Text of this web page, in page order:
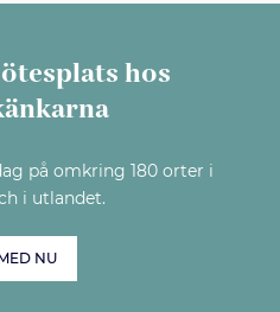
hos
på omkring 180 orter i
i utlandet.
NU